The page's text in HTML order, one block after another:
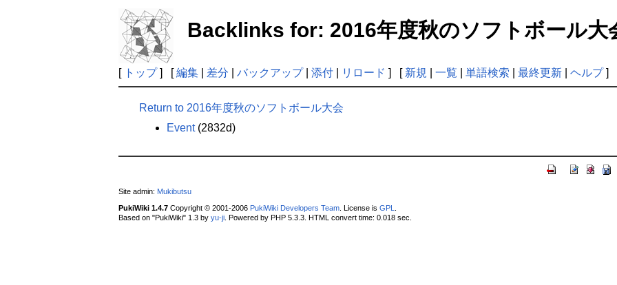
Backlinks for: 2016年度秋のソフトボール大
[ トップ] [編集 差分 バックアップ| 添付 リロード ] [ 新規 一覧 単語検索 最終更新 ヘルプ]
Return to 2016年度秋のソフトボール大会
Event(2832d)
Site admin: Mukibutsu
PukiWiki 1.4.7 Copyright © 2001-2006 PukiWiki Developers Team . License is GPL
Based on "PukiWiki" 1.3 by yu-ji . Powered by PHP 5.3.3. HTML convert time: 0.018 sec.